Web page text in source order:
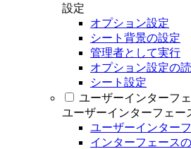
設定
オプション設定
シート背景の設定
管理者として実行
オプション設定の
シート設定
ユーザーインターフ
ユーザーインターフェー
ユーザーインター
インターフェース